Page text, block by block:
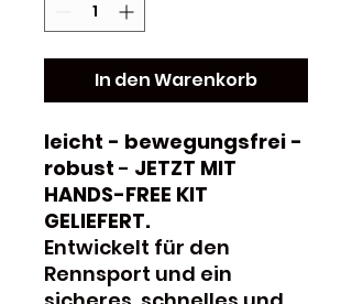
In den Warenkorb
leicht - bewegungsfrei -
robust - JETZT MIT
HANDS-FREE KIT
GELIEFERT.
Entwickelt für den
Rennsport und ein